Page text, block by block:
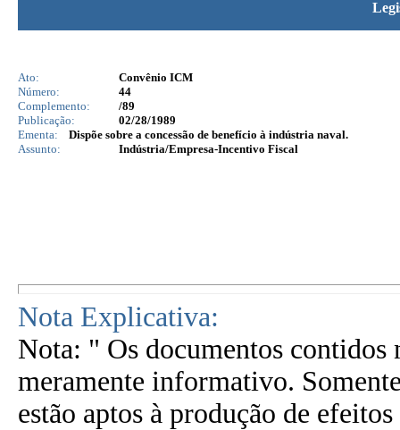
Ato:
Convênio ICM
Número:
44
Complemento:
/89
Publicação:
02/28/1989
Ementa:
Dispõe sobre a concessão de benefício à indústria naval.
Assunto:
Indústria/Empresa-Incentivo Fiscal
Nota Explicativa:
Nota: " Os documentos contidos
meramente informativo.
estão aptos à produção de